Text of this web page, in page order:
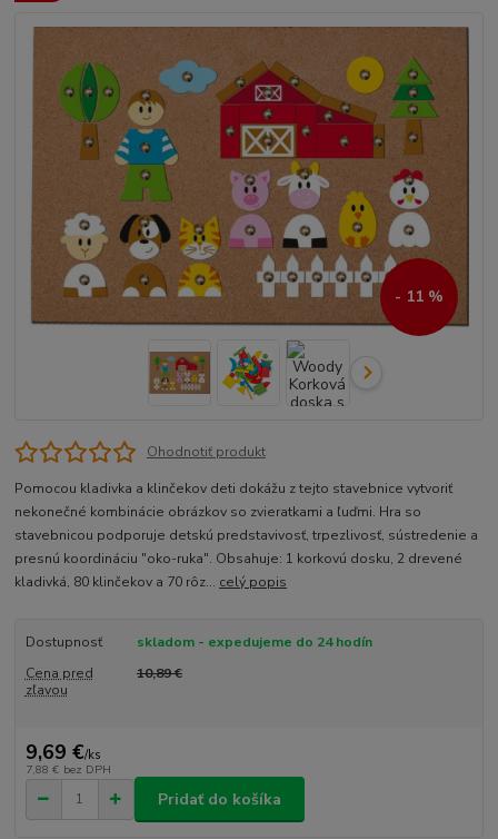
- 11 %
Ohodnotiť produkt
Pomocou kladivka a klinčekov deti dokážu z tejto stavebnice vytvoriť
nekonečné kombinácie obrázkov so zvieratkami a ľuďmi. Hra so
stavebnicou podporuje detskú predstavivosť, trpezlivosť, sústredenie a
presnú koordináciu "oko-ruka". Obsahuje: 1 korkovú dosku, 2 drevené
kladivká, 80 klinčekov a 70 rôz... celý popis
Dostupnosť
skladom - expedujeme do 24 hodín
Cena pred
zľavou
10,89 €
9,69 €/ks
7,88 € bez DPH
Pridať do košíka